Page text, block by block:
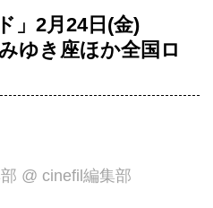
」2月24日(金)
ゆき座ほか全国ロ
@ cinefil編集部